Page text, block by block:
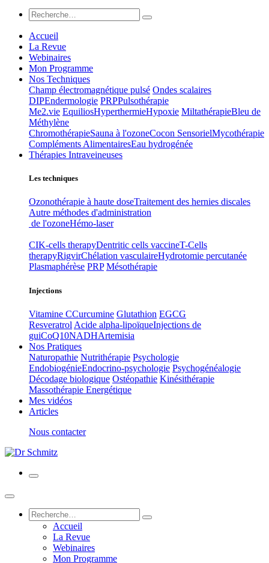
Accueil
La Revue
Webinaires
Mon Programme
Nos Techniques
Champ électromagnétique pulsé Ondes scalaires
DIPEndermologie PRPPulsothérapie
Me2.vie EquiliosHyperthermieHypoxie MiltathérapieBleu de
Méthylène
ChromothérapieSauna à l'ozoneCocon SensorielMycothérapie
Compléments AlimentairesEau hydrogénée
Thérapies Intraveineuses
Les techniques
Ozonothérapie à haute doseTraitement des hernies discales
Autre méthodes d'administration
de l'ozoneHémo-laser
CIK-cells therapyDentritic cells vaccineT-Cells
therapyRigvirChélation vasculaireHydrotomie percutanée
Plasmaphérèse PRP Mésothérapie
Injections
Vitamine CCurcumine Glutathion EGCG
Resveratrol Acide alpha-lipoïqueInjections de
guiCoQ10NADHArtemisia
Nos Pratiques
Naturopathie Nutrithérapie Psychologie
EndobiogénieEndocrino-psychologie Psychogénéalogie
Décodage biologique Ostéopathie Kinésithérapie
Massothérapie Energétique
Mes vidéos
Articles
Nous contacter
Accueil
La Revue
Webinaires
Mon Programme